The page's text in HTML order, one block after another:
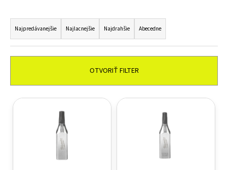
Radenie produktov
Najpredávanejšie Najlacnejšie Najdrahšie Abecedne
OTVORIŤ FILTER
Výpis produktov
e
e
n
j
ť